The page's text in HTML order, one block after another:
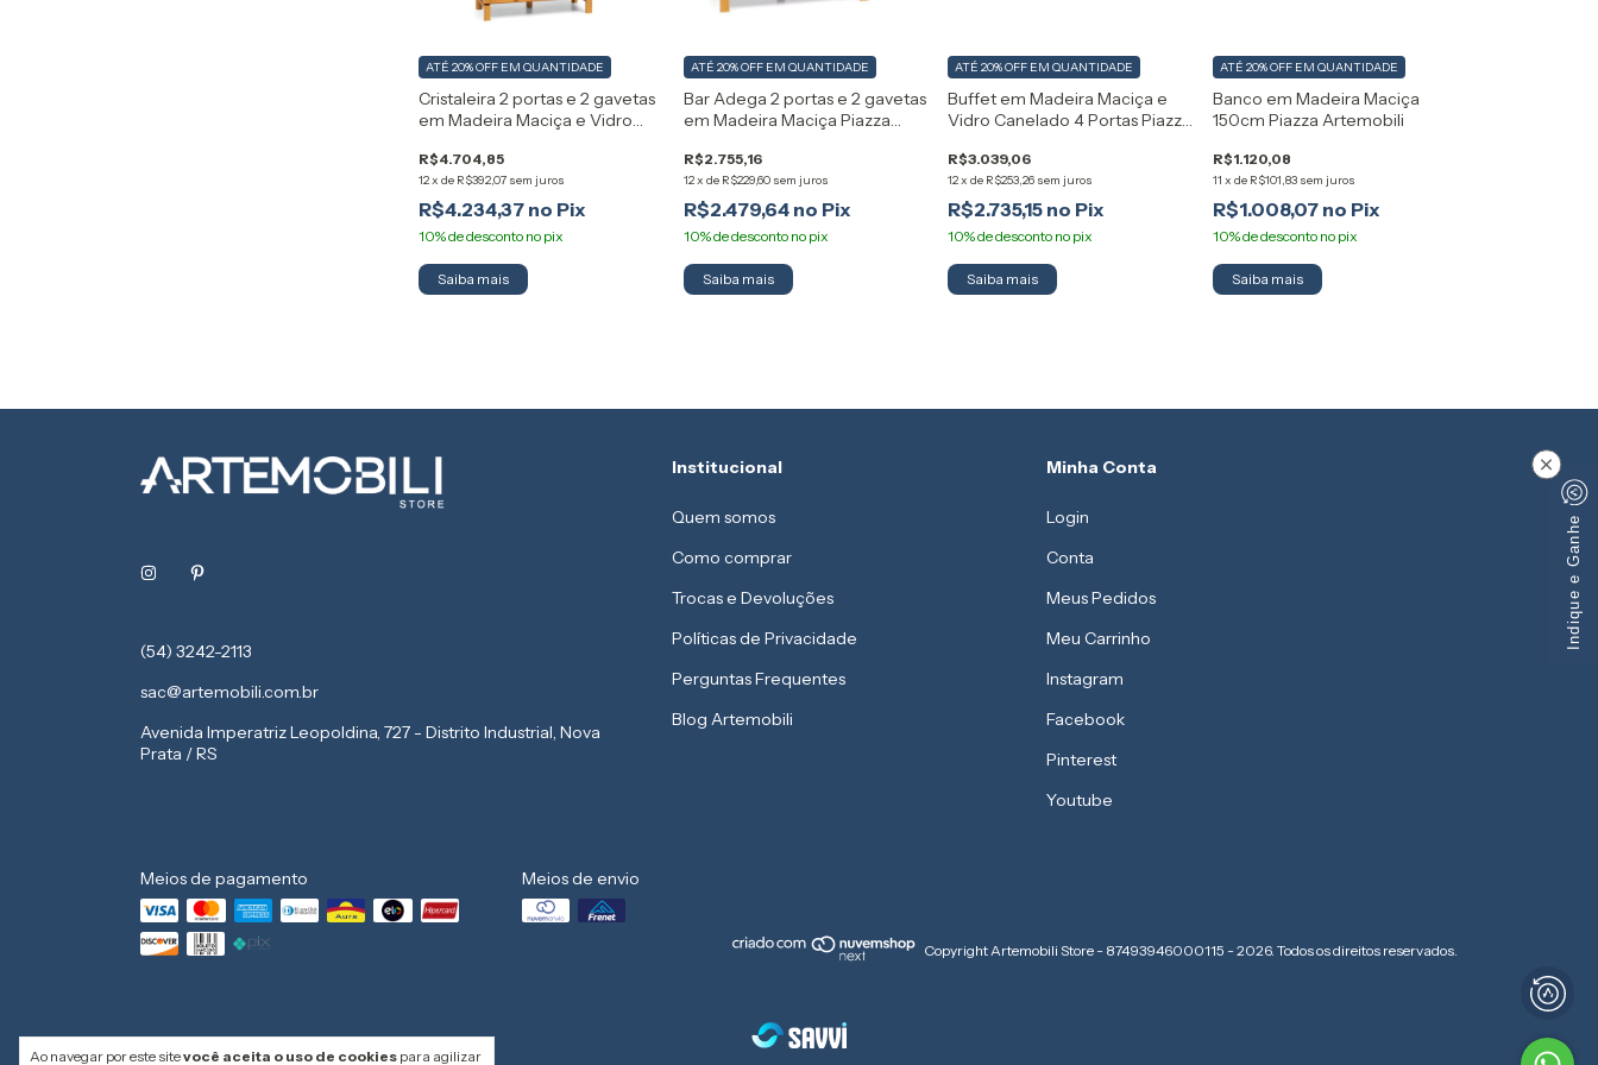
Ao navegar por este sitevocê aceita o uso de cookies para agilizar
Cristaleira 2 portas e 2 gavetas
em Madeira Maciça e Vidro
R$4.704,85
12xde R$392,07 sem juros
ATÉ 20% OFF EM QUANTIDADE
R$4.234,37
Bar Adega 2 portas e 2 gavetas
em Madeira Maciça Piazza
R$2.755,16
12x de R$229,60 sem juros
ATÉ 20% OFF EM QUANTIDADE
R$2.479,64
Buffet em Madeira Maciça e
Vidro Canelado 4 Portas Piazza
R$3.039,06
12xde R$253,26 sem juros
ATÉ 20% OFF EM QUANTIDADE
R$2.735,15
Banco em Madeira Maciça
150cm Piazza Artemobili
R$1.120,08
11 x de R$101,83 sem juros
ATÉ 20% OFF EM QUANTIDADE
R$1.008,07
(54) 3242-2113
sac@artemobili.com.br
Avenida Imperatriz Leopoldina, 727 - Distrito Industrial, Nova
Prata / RS
Institucional
Quem somos
Como comprar
Trocas e Devoluções
Políticas de Privacidade
Perguntas Frequentes
Blog Artemobili
Minha Conta
Login
Conta
Meus Pedidos
Meu Carrinho
Instagram
Facebook
Pinterest
Youtube
Meios de pagamento Meios de envio
Copyright Artemobili Store - 87493946000115 - 2026. Todos os direitos reservados.
Indique e Ganhe
×